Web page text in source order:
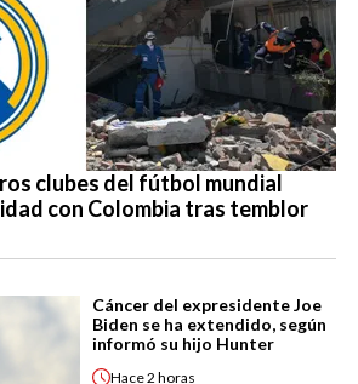
clubes del fútbol mundial
con Colombia tras temblor
Cáncer del expresidente Joe
Biden se ha extendido, según
informó su hijo Hunter
Hace2 horas